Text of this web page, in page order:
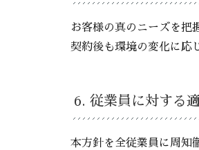
お客様の真のニーズを把
契約後も環境の変化に応
6. 従業員に対する
本方針を全従業員に周知